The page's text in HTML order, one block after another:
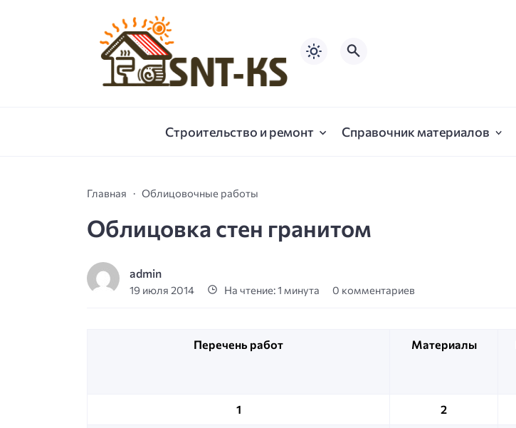
Строительство и ремонт Справочник материалов
Главная Облицовочные работы
Облицовка стен гранитом
admin
19 июля 2014 На чтение: 1 минута 0 комментариев
Перечень работ Материалы
1 2